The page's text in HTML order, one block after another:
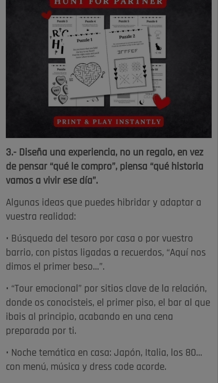
3.- Diseña una experiencia, no un regalo, en vez
de pensar “qué le compro”, piensa “qué historia
vamos a vivir ese día”.
Algunas ideas que puedes hibridar y adaptar a
vuestra realidad:
• Búsqueda del tesoro por casa o por vuestro
barrio, con pistas ligadas a recuerdos, “Aquí nos
dimos el primer beso…”.
• “Tour emocional” por sitios clave de la relación,
donde os conocisteis, el primer piso, el bar al que
ibais al principio, acabando en una cena
preparada por ti.
• Noche temática en casa: Japón, Italia, los 80…
con menú, música y dress code acorde.